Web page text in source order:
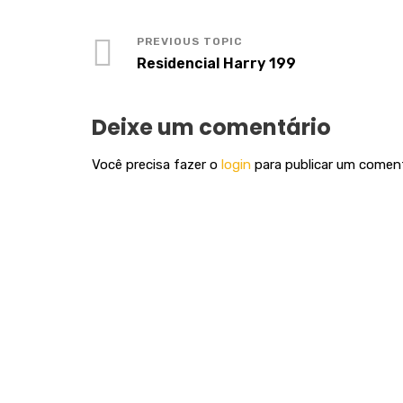
Residencial Harry 199
Deixe um comentário
Você precisa fazer o login para publicar um